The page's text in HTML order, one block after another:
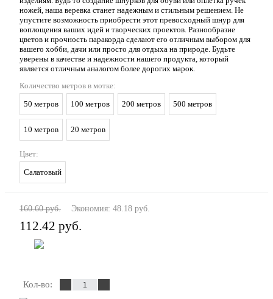
ножей, наша веревка станет надежным и стильным решением. Не
упустите возможность приобрести этот превосходный шнур для
воплощения ваших идей и творческих проектов. Разнообразие
цветов и прочность паракорда сделают его отличным выбором для
вашего хобби, дачи или просто для отдыха на природе. Будьте
уверены в качестве и надежности нашего продукта, который
является отличным аналогом более дорогих марок.
Количество метров в мотке:
50 метров
100 метров 200 метров 500 метров
10 метров 20 метров
Цвет:
Салатовый
160.60 руб. Экономия: 48.18 руб.
112.42 руб.
Кол-во: